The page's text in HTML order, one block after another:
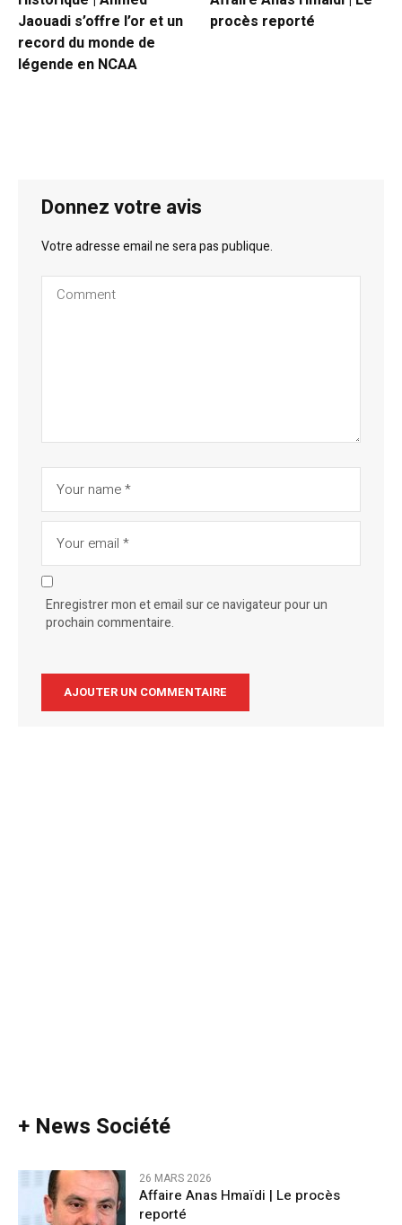
Jaouadi s’offre l’or et un
record du monde de
légende en NCAA
procès reporté
Donnez votre avis
Votre adresse email ne sera pas publique.
Enregistrer mon et email sur ce navigateur pour un
prochain commentaire.
+ News Société
26 MARS 2026
Affaire Anas Hmaïdi | Le procès
reporté